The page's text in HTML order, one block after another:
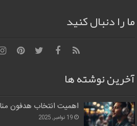
ما را دنبال کنید
آخرین نوشته ها
اهمیت انتخاب هدفون
19 نوامبر, 2025